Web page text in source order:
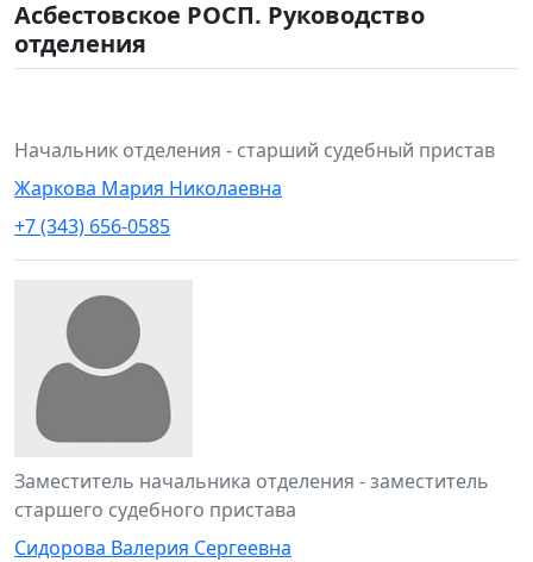
Асбестовское РОСП. Руководство
отделения
Начальник отделения - старший судебный пристав
Жаркова Мария Николаевна
+7 (343) 656-0585
Заместитель начальника отделения - заместитель
старшего судебного пристава
Сидорова Валерия Сергеевна